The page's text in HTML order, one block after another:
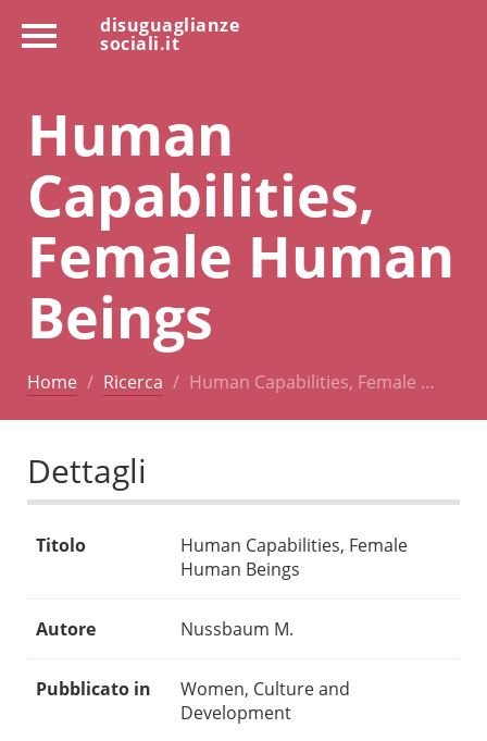
disuguaglianze
sociali.it
Human
Capabilities,
Female Human
Beings
Home Ricerca Human Capabilities, Female …
Dettagli
Titolo
Human Capabilities, Female
Human Beings
Autore Nussbaum M.
Pubblicato in
Women, Culture and
Development